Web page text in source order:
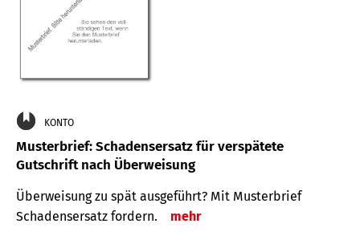
KONTO
Musterbrief: Schadensersatz für verspätete
Gutschrift nach Überweisung
Überweisung zu spät ausgeführt? Mit Musterbrief
Schadensersatz fordern.
mehr